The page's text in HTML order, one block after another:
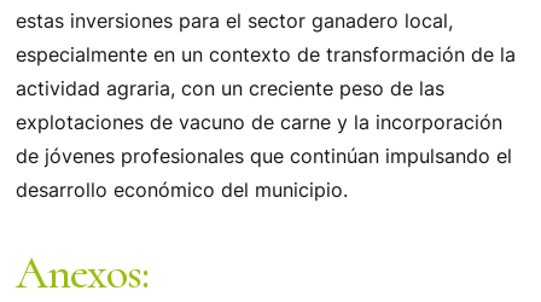
estas inversiones para el sector ganadero local,
especialmente en un contexto de transformación de la
actividad agraria, con un creciente peso de las
explotaciones de vacuno de carne y la incorporación
de jóvenes profesionales que continúan impulsando el
desarrollo económico del municipio.
Anexos: